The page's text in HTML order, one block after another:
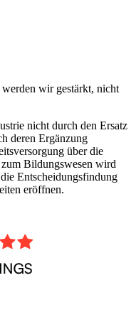
wir gestärkt, nicht
nicht durch den Ersatz
deren Ergänzung
über die
Bildungswesen wird
Entscheidungsfindung
eröffnen.